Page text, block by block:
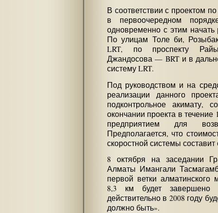
В соответствии с проектом
в первоочередном
одновременно с этим начать
По улицам Толе би,
LRT, по проспекту
Джандосова — BRT и в
систему LRT.
Под руководством и на
реализации данного
подконтрольное акимату,
окончании проекта в течение
предприятием для
Предполагается, что
скоростной системы составит
8 октября на заседании
Алматы Имангали
первой ветки алматинского
8,3 км будет завершено
действительно в 2008 году
должно быть».